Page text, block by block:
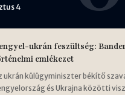
4
ukrán feszültség:
emlékezet
ukrán külügyminiszter békítő
és Ukrajna közötti